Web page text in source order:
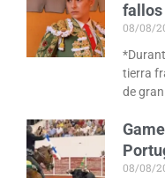
fallos
08/08/
tierra
de
08/08/